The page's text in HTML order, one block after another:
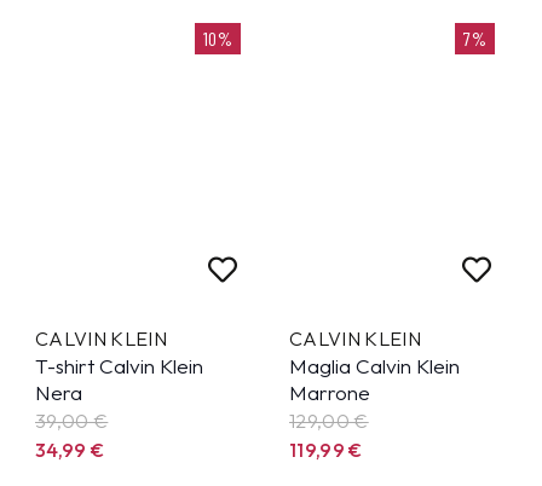
10%
CALVIN KLEIN
T-shirt Calvin Klein
Nera
39,00 €
34,99€
7%
CALVIN KLEIN
Maglia Calvin Klein
Marrone
129,00 €
119,99€